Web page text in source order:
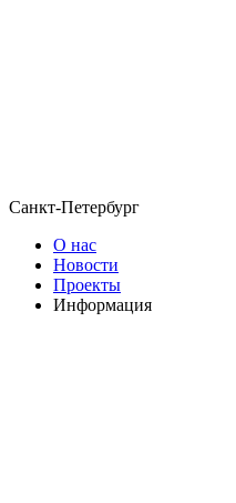
Санкт-Петербург
О нас
Новости
Проекты
Информация